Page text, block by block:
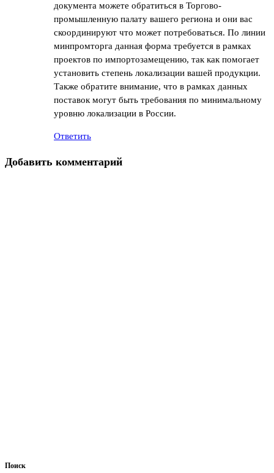
документа можете обратиться в Торгово-
промышленную палату вашего региона и они вас
скоординируют что может потребоваться. По линии
минпромторга данная форма требуется в рамках
проектов по импортозамещению, так как помогает
установить степень локализации вашей продукции.
Также обратите внимание, что в рамках данных
поставок могут быть требования по минимальному
уровню локализации в России.
Ответить
Добавить комментарий
Поиск